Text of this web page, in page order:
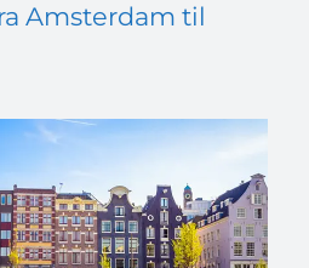
Amsterdam til